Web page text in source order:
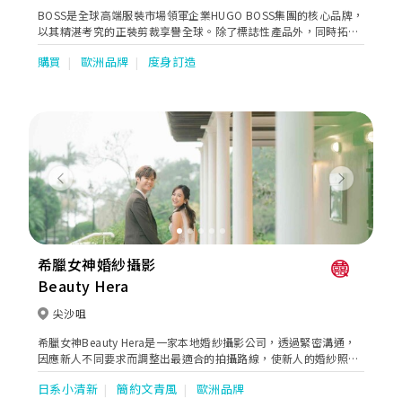
BOSS是全球高端服裝市場領軍企業HUGO BOSS集團的核心品牌，
以其精湛考究的正裝剪裁享譽全球。除了標誌性產品外，同時拓展
至便裝、配飾和運動休閒裝等系列。此外更推出香氛、眼鏡、腕表
與童裝等特許產品。BOSS海港城全新概念專門店，亦完美地呈現
購買 歐洲品牌 度身訂造
Previous Next
希臘女神婚紗攝影
Beauty Hera
尖沙咀
希臘女神Beauty Hera是一家本地婚紗攝影公司，透過緊密溝通，
因應新人不同要求而調整出最適合的拍攝路線，使新人的婚紗照有
著連貫的故事性。同時亦貼心地提供全方位的婚嫁服務。位於婚紗
街的希臘女神提供一站式婚紗外租，婚紗攝影及婚紗攝錄等服務。
日系小清新 簡約文青風 歐洲品牌